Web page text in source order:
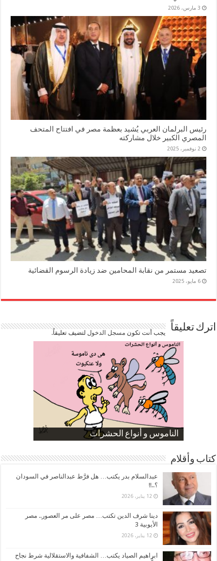
3 مارس، 2026
رئيس البرلمان العربي يُشيد بعظمة مصر في افتتاح المتحف
المصري الكبير خلال مشاركته
2 نوفمبر، 2025
تصعيد مستمر من نقابة المحامين ضد زيادة الرسوم القضائية
6 مايو، 2025
اترك تعليقاً يجب أنت تكون مسجل الدخوللتضيف تعليقاً.
الناموس و أنواع الحشرات
الموظفين بعد ارتفاع الأسعار
ارتفاع نسبة الطلاق في مصر
صورة كاركاتيرية
صورة كاركاتيرية
كتاب وأقلام
عبدالسلام بدر يكتب… هل فرَّط عبدالناصر في السودان
؟..!!
12 يناير، 2026
دينا شرف الدين تكتب… مصر على مر العصور.. مصر
الأيوبية 3
12 يناير، 2026
ابراهيم الصياد يكتب… الشفافية والاستقلالية شرط نجاح